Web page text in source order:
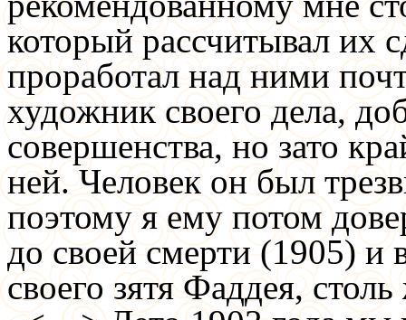
который рассчитывал их
проработал над ними
художник своего дела,
совершенства, но зато
ней. Человек он был
поэтому я ему потом
до своей смерти (1905) и
своего зятя Фаддея,